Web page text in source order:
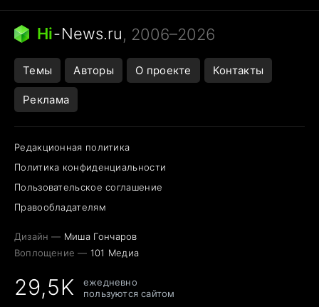
Бензин 100 и 95
Тунцы в океанариуме
Следующая пандемия
Hi-News.ru, 2006–2026
Темы Авторы О проекте Контакты
Реклама
Редакционная политика
Политика конфиденциальности
Пользовательское соглашение
Правообладателям
Дизайн — Миша Гончаров
Воплощение — 101 Медиа
29,5K
ежедневно
пользуются сайтом